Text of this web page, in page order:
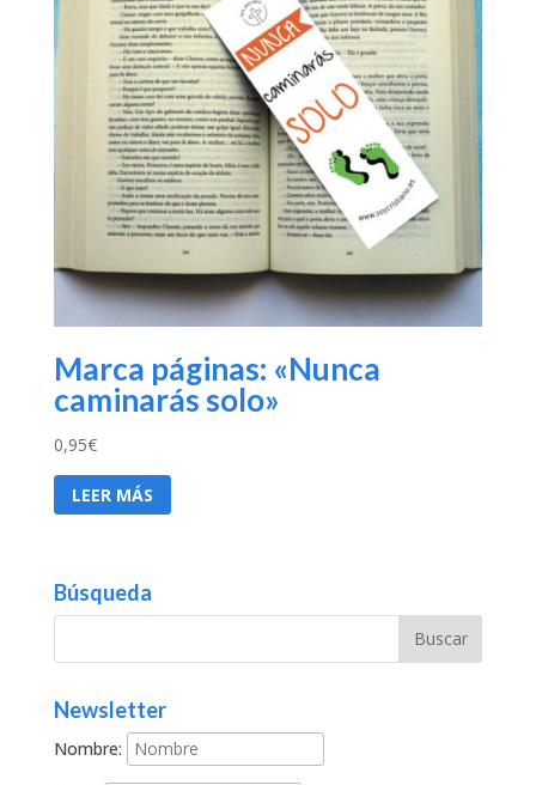
Marca páginas: «Nunca
caminarás solo»
0,95€
LEER MÁS
Búsqueda
Newsletter
Nombre: